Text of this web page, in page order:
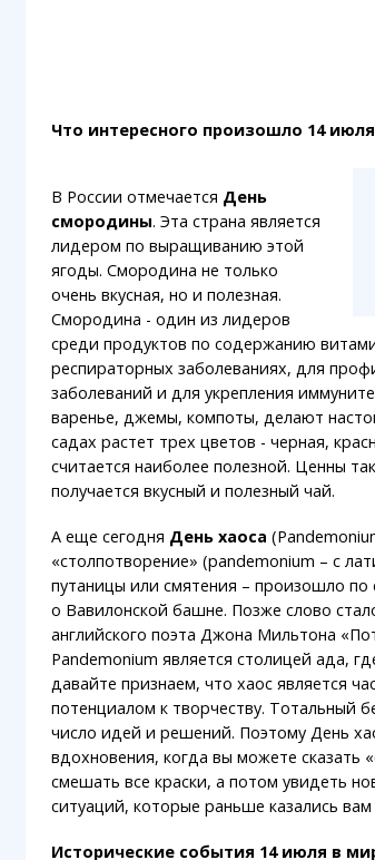
Что интересного произошло 14 июля
В России отмечается День
смородины. Эта страна является
лидером по выращиванию этой
ягоды. Смородина не только
очень вкусная, но и полезная.
Смородина - один из лидеров
среди продуктов по содержанию
респираторных заболеваниях, для
заболеваний и для укрепления
варенье, джемы, компоты, делают
садах растет трех цветов - черная,
считается наиболее полезной. Ценны
получается вкусный и полезный чай.
А еще сегодня День хаоса
«столпотворение» (pandemonium – с
путаницы или смятения – произошло
о Вавилонской башне. Позже слово
английского поэта Джона Мильтона
Pandemonium является столицей ада,
давайте признаем, что хаос является
потенциалом к творчеству. Тотальный
число идей и решений. Поэтому День
вдохновения, когда вы можете сказать
смешать все краски, а потом увидеть
ситуаций, которые раньше казались
Исторические события 14 июля в